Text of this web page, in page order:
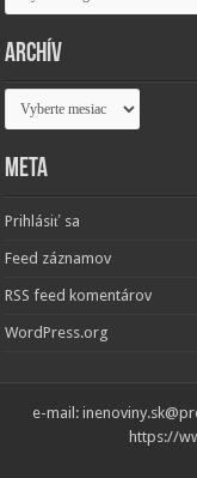
Archív
Archív
Meta
Prihlásiť sa
Feed záznamov
RSS feed komentárov
WordPress.org
e-mail:
https://